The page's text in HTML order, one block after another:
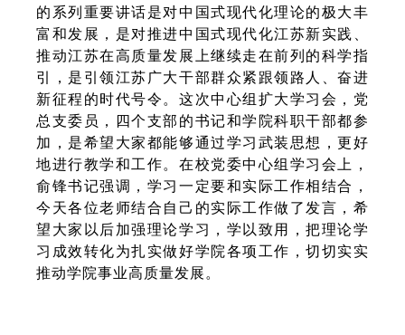
的系列重要讲话是对中国式现代化理论的极大丰
富和发展，是对推进中国式现代化江苏新实践、
推动江苏在高质量发展上继续走在前列的科学指
引，是引领江苏广大干部群众紧跟领路人、奋进
新征程的时代号令。这次中心组扩大学习会，党
总支委员，四个支部的书记和学院科职干部都参
加，是希望大家都能够通过学习武装思想，更好
地进行教学和工作。在校党委中心组学习会上，
俞锋书记强调，学习一定要和实际工作相结合，
今天各位老师结合自己的实际工作做了发言，希
望大家以后加强理论学习，学以致用，把理论学
习成效转化为扎实做好学院各项工作，切切实实
推动学院事业高质量发展。